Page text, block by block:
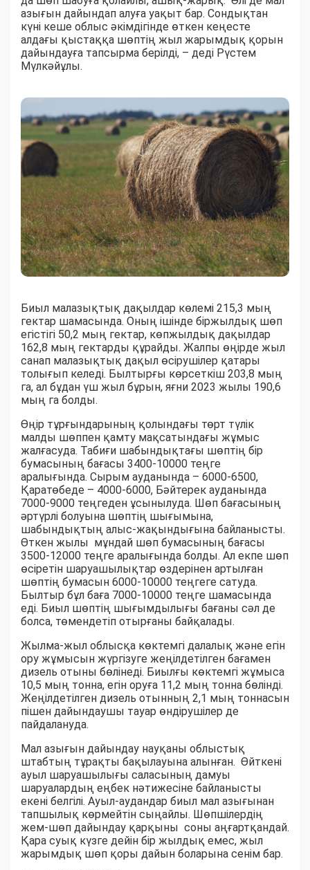
азығын дайындап алуға уақыт бар. Сондықтан
күні кеше облыс әкімдігінде өткен кеңесте
алдағы қыстаққа шөптің жыл жарымдық қорын
дайындауға тапсырма берілді, – деді Рүстем
Мүлкәйұлы.
Биыл малазықтық дақылдар көлемі 215,3 мың
гектар шамасында. Оның ішінде біржылдық шөп
егістігі 50,2 мың гектар, көпжылдық дақылдар
162,8 мың гектарды құрайды. Жалпы өңірде жыл
санап малазықтық дақыл өсірушілер қатары
толығып келеді. Былтырғы көрсеткіш 203,8 мың
га, ал бұдан үш жыл бұрын, яғни 2023 жылы 190,6
мың га болды.
Өңір тұрғындарының қолындағы төрт түлік
малды шөппен қамту мақсатындағы жұмыс
жалғасуда. Табиғи шабындықтағы шөптің бір
бумасының бағасы 3400-10000 теңге
аралығында. Сырым ауданында – 6000-6500,
Қаратөбеде – 4000-6000, Бәйтерек ауданында
7000-9000 теңгеден ұсынылуда. Шөп бағасының
әртүрлі болуына шөптің шығымына,
шабындықтың алыс-жақындығына байланысты.
Өткен жылы мұндай шөп бумасының бағасы
3500-12000 теңге аралығында болды. Ал екпе шөп
өсіретін шаруашылықтар өздерінен артылған
шөптің бумасын 6000-10000 теңгеге сатуда.
Былтыр бұл баға 7000-10000 теңге шамасында
еді. Биыл шөптің шығымдылығы бағаны сәл де
болса, төмендетіп отырғаны байқалады.
Жылма-жыл облысқа көктемгі далалық және егін
ору жұмысын жүргізуге жеңілдетілген бағамен
дизель отыны бөлінеді. Биылғы көктемгі жұмыса
10,5 мың тонна, егін оруға 11,2 мың тонна бөлінді.
Жеңілдетілген дизель отынның 2,1 мың тоннасын
пішен дайындаушы тауар өндірушілер де
пайдалануда.
Мал азығын дайындау науқаны облыстық
штабтың тұрақты бақылауына алынған. Өйткені
ауыл шаруашылығы саласының дамуы
шаруалардың еңбек нәтижесіне байланысты
екені белгілі. Ауыл-аудандар биыл мал азығынан
тапшылық көрмейтін сыңайлы. Шөпшілердің
жем-шөп дайындау қарқыны соны аңғартқандай.
Қара суық күзге дейін бір жылдық емес, жыл
жарымдық шөп қоры дайын боларына сенім бар.